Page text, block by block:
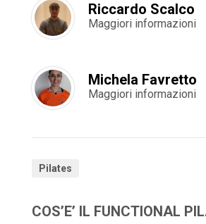
Riccardo Scalco
Maggiori informazioni
Michela Favretto
Maggiori informazioni
Pilates
COS’E’ IL FUNCTIONAL